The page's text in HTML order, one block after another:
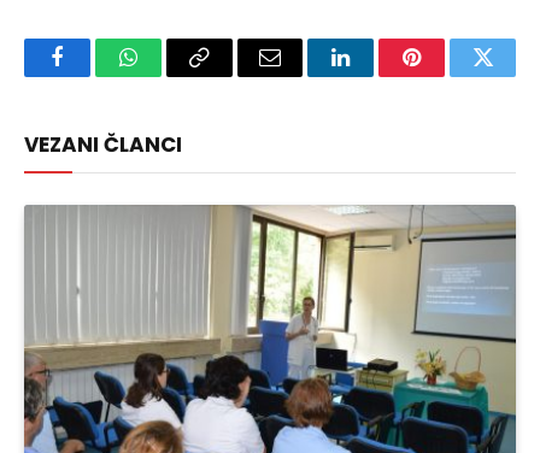
FacebookWhatsAppCopy
Email LinkedInPinterest
VEZANI ČLANCI